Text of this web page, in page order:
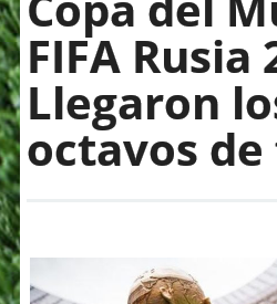
FIFA Rusia
Llegaron
octavos